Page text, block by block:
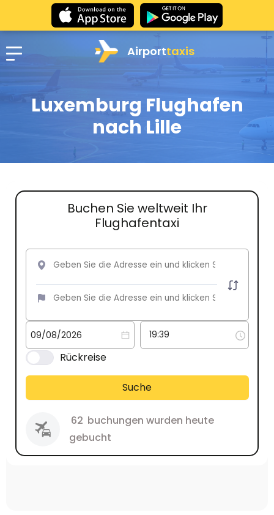
Airporttaxis
Luxemburg Flughafen
nach Lille
Buchen Sie weltweit Ihr
Flughafentaxi
Rückreise
Suche
62 buchungen wurden heute
gebucht